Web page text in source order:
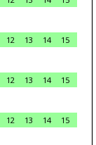
12 13 14
15
12 13 14
15
12 13 14
15